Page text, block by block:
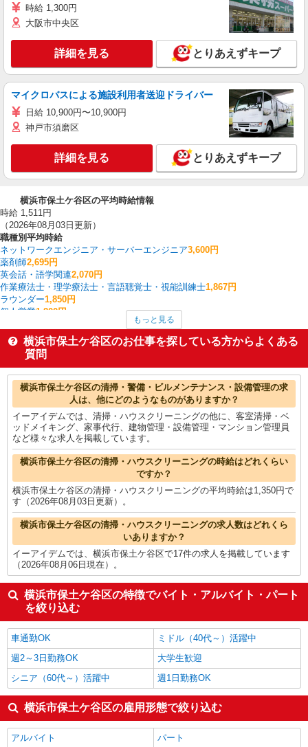
時給 1,300円
大阪市中央区
詳細を見る とりあえずキープ
マイクロバスによる施設利用者送迎ドライバー
日給 10,900円〜10,900円
神戸市須磨区
詳細を見る とりあえずキープ
横浜市保土ケ谷区の平均時給情報
時給 1,511円
（2026年08月03日更新）
職種別平均時給
ネットワークエンジニア・サーバーエンジニア3,600円
薬剤師2,695円
英会話・語学関連2,070円
作業療法士・理学療法士・言語聴覚士・視能訓練士1,867円
ラウンダー1,850円
個人営業1,800円
家事代行1,700円
看護師・保健師・看護助手・助産師1,646円
その他販売・サービス
横浜市保土ケ谷区の他の職種の平均時給を見る
もっと見る
横浜市保土ケ谷区のお仕事を探している方からよくある
質問
横浜市保土ケ谷区の清掃・警備・ビルメンテナンス・設備管理の求
人は、他にどのようなものがありますか？
イーアイデムでは、清掃・ハウスクリーニングの他に、客室清掃・ベ
ッドメイキング、家事代行、建物管理・設備管理・マンション管理員
など様々な求人を掲載しています。
横浜市保土ケ谷区の清掃・ハウスクリーニングの時給はどれくらい
ですか？
横浜市保土ケ谷区の清掃・ハウスクリーニングの平均時給は1,350円で
す（2026年08月03日更新）。
横浜市保土ケ谷区の清掃・ハウスクリーニングの求人数はどれくら
いありますか？
イーアイデムでは、横浜市保土ケ谷区で17件の求人を掲載しています
（2026年08月06日現在）。
横浜市保土ケ谷区の特徴でバイト・アルバイト・パート
を絞り込む
車通勤OK
ミドル（40代～）活躍中
週2～3日勤務OK
大学生歓迎
シニア（60代～）活躍中
週1日勤務OK
横浜市保土ケ谷区の雇用形態で絞り込む
アルバイト
パート